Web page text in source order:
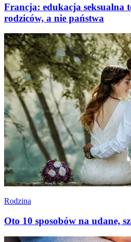
Francja: edukacja seksualna
rodziców, a nie państwa
Rodzina
Oto 10 sposobów na udane,